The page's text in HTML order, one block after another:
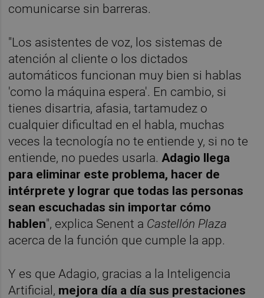
comunicarse sin barreras.
"Los asistentes de voz, los sistemas de
atención al cliente o los dictados
automáticos funcionan muy bien si hablas
'como la máquina espera'. En cambio, si
tienes disartria, afasia, tartamudez o
cualquier dificultad en el habla, muchas
veces la tecnología no te entiende y, si no te
entiende, no puedes usarla.Adagio llega
para eliminar este problema, hacer de
intérprete y lograr que todas las personas
sean escuchadas sin importar cómo
hablen", explica Senent a Castellón Plaza
acerca de la función que cumple la app.
Y es que Adagio, gracias a la Inteligencia
Artificial, mejora día a día sus prestaciones